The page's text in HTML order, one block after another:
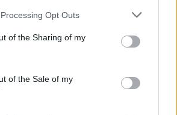
website/app uses one or more Google
or usage behaviour. You may click to
to Google and its third-party tags to
specified purposes in below Google
Opt Outs
of the Sharing of my
of the Sale of my